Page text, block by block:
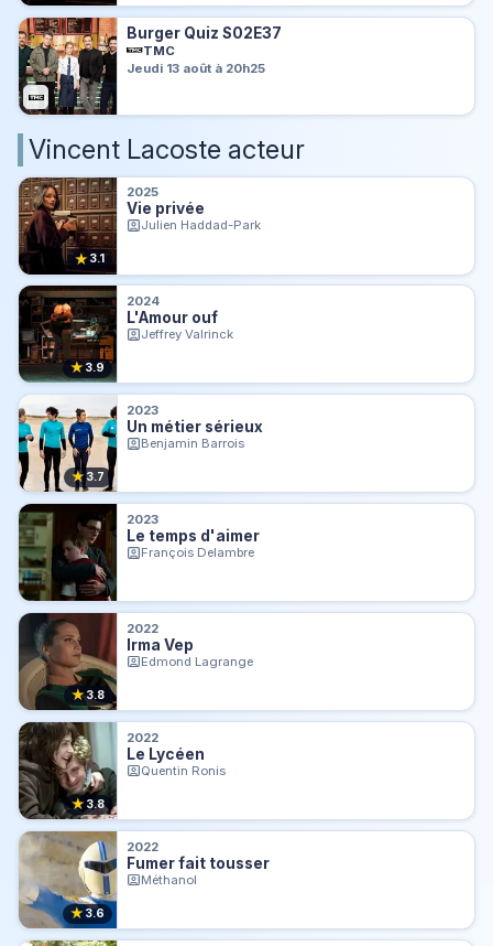
Burger Quiz S02E37
TMC
Jeudi 13 août à 20h25
Vincent Lacoste acteur
★3.1
2025
Vie privée
Julien Haddad-Park
★3.9
2024
L'Amour ouf
Jeffrey Valrinck
★3.7
2023
Un métier sérieux
Benjamin Barrois
2023
Le temps d'aimer
François Delambre
★3.8
2022
Irma Vep
Edmond Lagrange
★ 3.8
2022
Le Lycéen
Quentin Ronis
★ 3.6
2022
Fumer fait tousser
Méthanol